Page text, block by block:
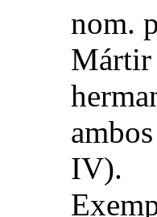
nom.
Mártir
IV).